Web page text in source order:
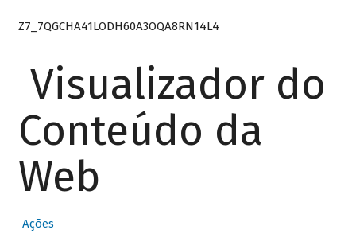
Z7_7QGCHA41LODH60A3OQA8RN14L4
Visualizador do
Conteúdo da
Web
Ações